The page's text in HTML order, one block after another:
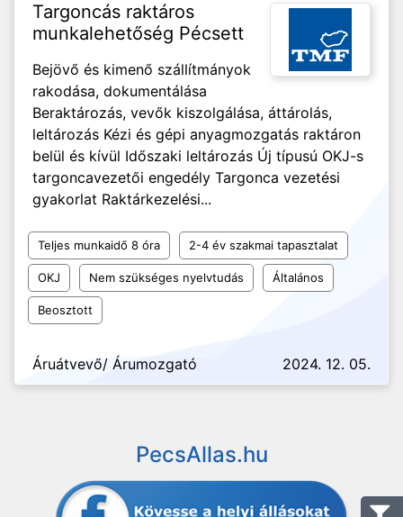
Targoncás raktáros
munkalehetőség Pécsett
Bejövő és kimenő szállítmányok
rakodása, dokumentálása
Beraktározás, vevők kiszolgálása, áttárolás,
leltározás Kézi és gépi anyagmozgatás raktáron
belül és kívül Időszaki leltározás Új típusú OKJ-s
targoncavezetői engedély Targonca vezetési
gyakorlat Raktárkezelési...
Teljes munkaidő 8 óra 2-4 év szakmai tapasztalat
OKJ Nem szükséges nyelvtudás Általános
Beosztott
Áruátvevő/ Árumozgató 2024. 12. 05.
PecsAllas.hu